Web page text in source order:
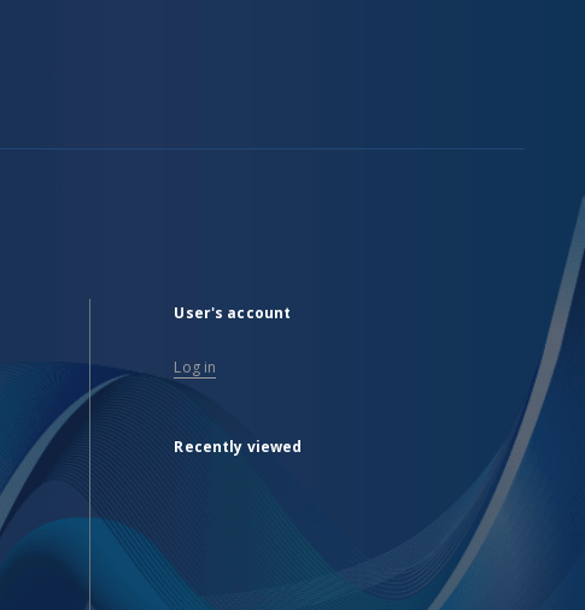
User's account
Log in
Recently viewed